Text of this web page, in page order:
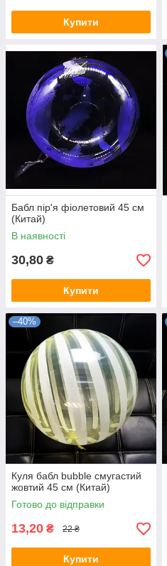
Купити
Бабл пір'я фіолетовий 45 см
(Китай)
В наявності
30,80 ₴
Купити
–40%
Куля бабл bubble смугастий
жовтий 45 см (Китай)
Готово до відправки
13,20 ₴ 22 ₴
Купити